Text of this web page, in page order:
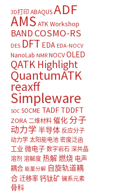
3D打印 ABAQUSADF
AMS ATK Workshop
BAND COSMO-RS
DES DFT EDA EDA-NOCV
NanoLab NMR NOCVOLED
QATK Highlight
QuantumATK
reaxff
Simpleware
SOC SOCME TADF TDDFT
ZORA 二维材料 催化 分子
动力学 半导体 反应分子
动力学 太阳能电池 密度泛函
工业 微电子 数字岩石 深共晶
溶剂 溶解度 热解燃烧 电声
耦合 能量分解 自旋轨道耦
合迁移率钙钛矿 镧系元素
骨科